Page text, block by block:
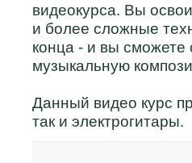
видеокурса. Вы
и более сложные
конца - и вы сможете
музыкальную
Данный видео курс
так и электрогитары.